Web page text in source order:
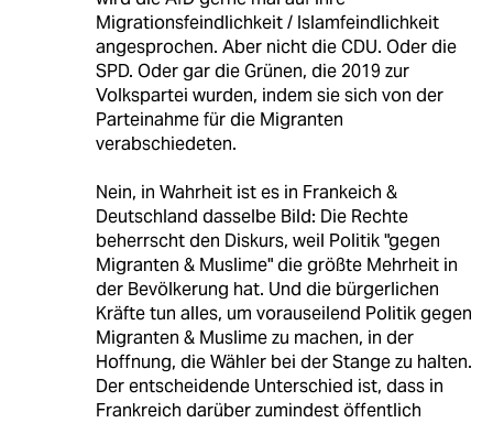
Migrationsfeindlichkeit / Islamfeindlichkeit
angesprochen. Aber nicht die CDU. Oder die
SPD. Oder gar die Grünen, die 2019 zur
Volkspartei wurden, indem sie sich von der
Parteinahme für die Migranten
verabschiedeten.
Nein, in Wahrheit ist es in Frankeich &
Deutschland dasselbe Bild: Die Rechte
beherrscht den Diskurs, weil Politik "gegen
Migranten & Muslime" die größte Mehrheit in
der Bevölkerung hat. Und die bürgerlichen
Kräfte tun alles, um vorauseilend Politik gegen
Migranten & Muslime zu machen, in der
Hoffnung, die Wähler bei der Stange zu halten.
Der entscheidende Unterschied ist, dass in
Frankreich darüber zumindest öffentlich